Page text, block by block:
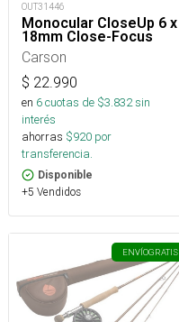
OUT31446
Monocular CloseUp 6 x
18mm Close-Focus
Carson
$ 22.990
en 6cuotas de $3.832sin
interés
ahorras $920 por
transferencia.
Disponible
+5 Vendidos
ENVÍOGRATIS